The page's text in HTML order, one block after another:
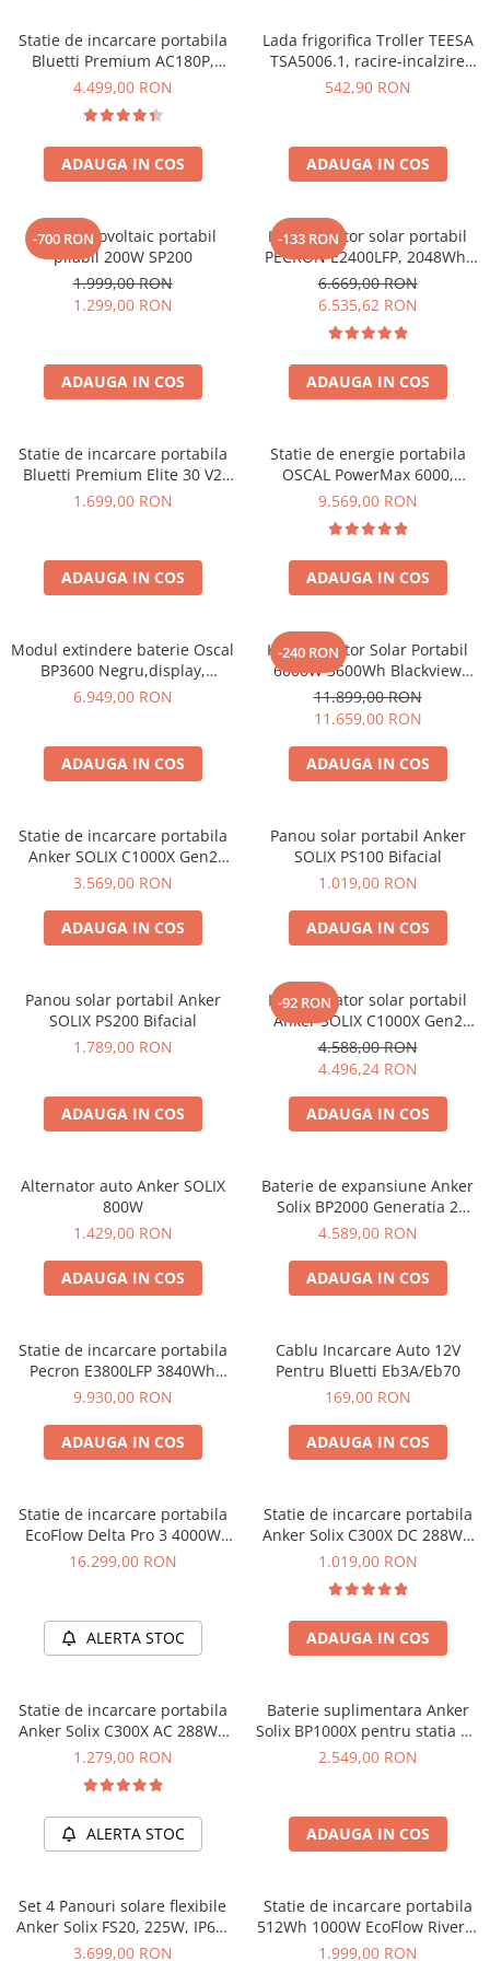
Componente sisteme de balcon
Statie de incarcare portabila
Bluetti Premium AC180P,
Ecran LCD, 1800W, 1440Wh,
4.499,00 RON
ADAUGA IN COS
Lada frigorifica Troller TEESA
TSA5006.1, racire-incalzire
35L, alimentare bricheta auto
542,90 RON
ADAUGA IN COS
-700 RON
Panou fotovoltaic portabil
pliabil 200W SP200
1.999,00 RON
1.299,00 RON
ADAUGA IN COS
-133 RON
Kit generator solar portabil
PECRON E2400LFP, 2048Wh,
2400W, 230V, Incarcare super
rapida, LiFePO4, Controler
MPPT dublu, Protectie BMS +
Panou solar 200W
6.669,00 RON
6.535,62 RON
ADAUGA IN COS
Statie de incarcare portabila
Bluetti Premium Elite 30 V2
600W 320Wh
1.699,00 RON
ADAUGA IN COS
Statie de energie portabila
OSCAL PowerMax 6000,
6000W (9000W varf), baterie
rapida in 1.96h, 14 porturi,
USB-C 100W, control
inteligent la distanta,
functionalitate UPS
9.569,00 RON
ADAUGA IN COS
Modul extindere baterie Oscal
BP3600 Negru,display,
compatibil cu Oscal
6.949,00 RON
ADAUGA IN COS
-240 RON
Kit Generator Solar Portabil
6000W 3600Wh Blackview
OSCAL PowerMax 6000 +
panou solar 400W
11.899,00 RON
11.659,00 RON
ADAUGA IN COS
Statie de incarcare portabila
Anker SOLIX C1000X Gen2
2000W 1024Wh
3.569,00 RON
ADAUGA IN COS
Panou solar portabil Anker
SOLIX PS100 Bifacial
1.019,00 RON
ADAUGA IN COS
Panou solar portabil Anker
SOLIX PS200 Bifacial
1.789,00 RON
ADAUGA IN COS
-92 RON
Kit generator solar portabil
Anker SOLIX C1000X Gen2
2000W 1024Wh + panou 100W
4.588,00 RON
4.496,24 RON
ADAUGA IN COS
Alternator auto Anker SOLIX
800W
1.429,00 RON
ADAUGA IN COS
Baterie de expansiune Anker
Solix BP2000 Generatia 2
pentru Anker Solix C2000 Gen
4.589,00 RON
ADAUGA IN COS
Statie de incarcare portabila
Pecron E3800LFP 3840Wh
4200W + Carucior CADOU
9.930,00 RON
ADAUGA IN COS
Cablu Incarcare Auto 12V
Pentru Bluetti Eb3A/Eb70
169,00 RON
ADAUGA IN COS
Statie de incarcare portabila
EcoFlow Delta Pro 3 4000W
4096Wh
16.299,00 RON
ALERTA STOC
Statie de incarcare portabila
Anker Solix C300X DC 288Wh
300W
1.019,00 RON
ADAUGA IN COS
Statie de incarcare portabila
Anker Solix C300X AC 288Wh
300W
1.279,00 RON
ALERTA STOC
Baterie suplimentara Anker
Solix BP1000X pentru statia de
alimentare portabila Anker
2.549,00 RON
ADAUGA IN COS
Set 4 Panouri solare flexibile
Anker Solix FS20, 225W, IP67,
Tehnologie TOPCon
3.699,00 RON
Statie de incarcare portabila
512Wh 1000W EcoFlow River 2
Max
1.999,00 RON